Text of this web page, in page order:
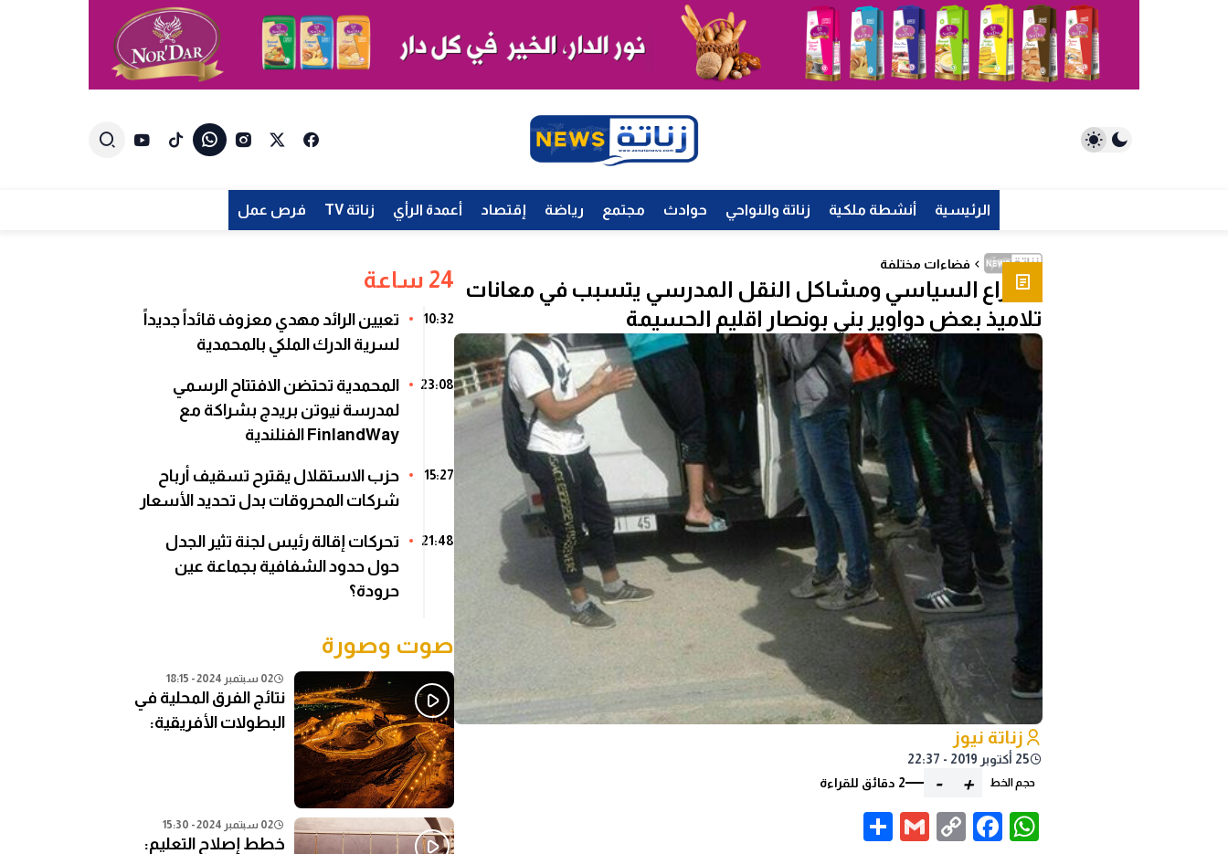
الرئيسية أنشطة ملكية زناتة والنواحي حوادث مجتمع رياضة إقتصاد أعمدة الرأي زناتة TV فرص عمل
فضاءات مختلفة
الصراع السياسي ومشاكل النقل المدرسي يتسبب في معانات
تلاميذ بعض دواوير بني بونصار اقلیم الحسیمة
زناتة نيوز
25 أكتوبر 2019 - 22:37
حجم الخط +
- 2 دقائق للقراءة
WhatsApp
Facebook
Copy
Gmail
24 ساعة
10:32
تعيين الرائد مهدي معزوف قائداً جديداً
لسرية الدرك الملكي بالمحمدية
23:08
المحمدية تحتضن الافتتاح الرسمي
لمدرسة نيوتن بريدج بشراكة مع
FinlandWay الفنلندية
15:27
حزب الاستقلال يقترح تسقيف أرباح
شركات المحروقات بدل تحديد الأسعار
21:48
تحركات إقالة رئيس لجنة تثير الجدل
حول حدود الشفافية بجماعة عين
حرودة؟
صوت وصورة
02 سبتمبر 2024 - 18:15
نتائج الفرق المحلية في
البطولات الأفريقية:
02 سبتمبر 2024 - 15:30
خطط إصلاح التعليم: